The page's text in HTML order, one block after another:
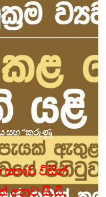
සහ “කරුණු
සභාව විසින්
අනුව සී.ඩී.